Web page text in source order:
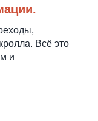
Всё это
и